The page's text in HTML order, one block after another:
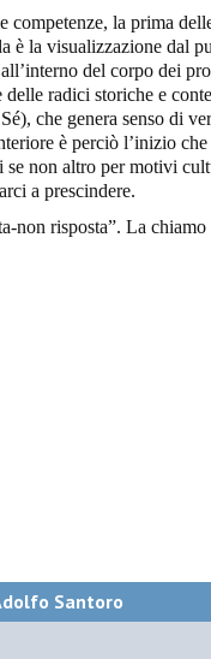
competenze, la prima
è la visualizzazione dal
del corpo dei
radici storiche e
che genera senso di
è perciò l’inizio
non altro per motivi
a prescindere.
non risposta”. La
Santoro